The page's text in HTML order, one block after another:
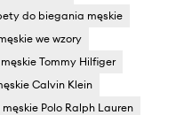
do biegania męskie
we wzory
Tommy Hilfiger
Calvin Klein
Polo Ralph Lauren